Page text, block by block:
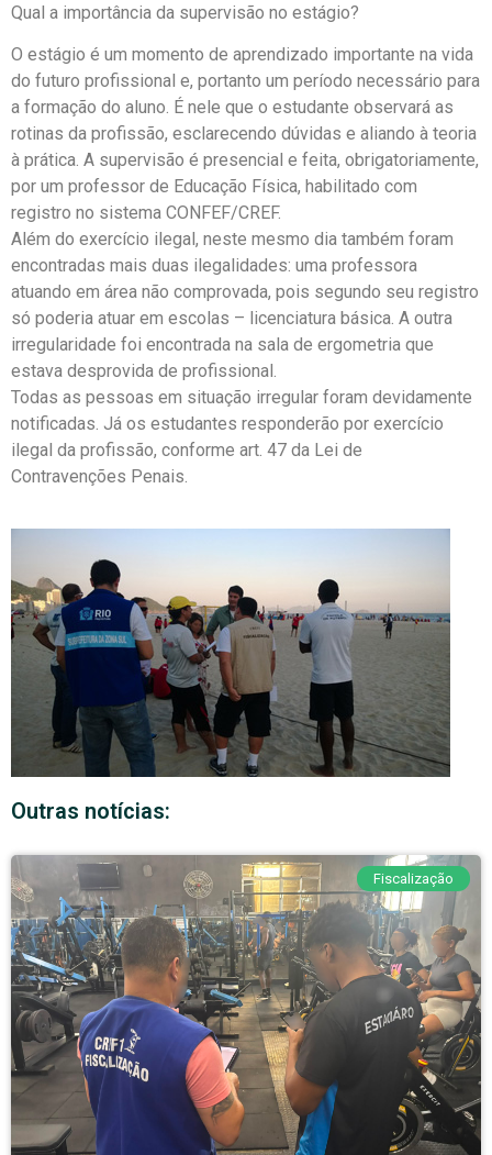
Qual a importância da supervisão no estágio?
O estágio é um momento de aprendizado importante na vida
do futuro profissional e, portanto um período necessário para
a formação do aluno. É nele que o estudante observará as
rotinas da profissão, esclarecendo dúvidas e aliando à teoria
à prática. A supervisão é presencial e feita, obrigatoriamente,
por um professor de Educação Física, habilitado com
registro no sistema CONFEF/CREF.
Além do exercício ilegal, neste mesmo dia também foram
encontradas mais duas ilegalidades: uma professora
atuando em área não comprovada, pois segundo seu registro
só poderia atuar em escolas – licenciatura básica. A outra
irregularidade foi encontrada na sala de ergometria que
estava desprovida de profissional.
Todas as pessoas em situação irregular foram devidamente
notificadas. Já os estudantes responderão por exercício
ilegal da profissão, conforme art. 47 da Lei de
Contravenções Penais.
Outras notícias:
Fiscalização